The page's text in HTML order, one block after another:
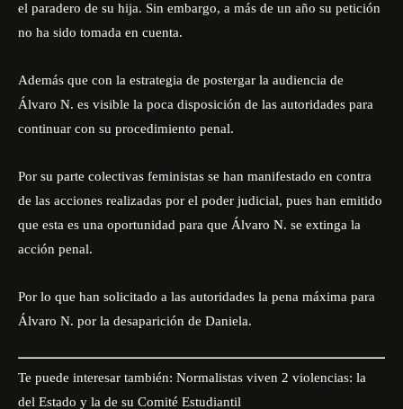
el paradero de su hija. Sin embargo, a más de un año su petición
no ha sido tomada en cuenta.
Además que con la estrategia de postergar la audiencia de
Álvaro N. es visible la poca disposición de las autoridades para
continuar con su procedimiento penal.
Por su parte colectivas feministas se han manifestado en contra
de las acciones realizadas por el poder judicial, pues han emitido
que esta es una oportunidad para que Álvaro N. se extinga la
acción penal.
Por lo que han solicitado a las autoridades la pena máxima para
Álvaro N. por la desaparición de Daniela.
Te puede interesar también: Normalistas viven 2 violencias: la
del Estado y la de su Comité Estudiantil